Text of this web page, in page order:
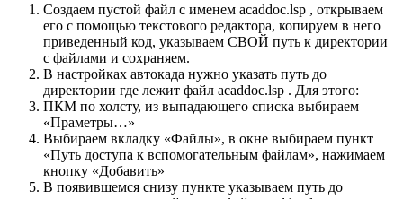
Создаем пустой файл с именем acaddoc.lsp , открываем
его с помощью текстового редактора, копируем в него
приведенный код, указываем СВОЙ путь к директории
с файлами и сохраняем.
В настройках автокада нужно указать путь до
директории где лежит файл acaddoc.lsp . Для этого:
ПКМ по холсту, из выпадающего списка выбираем
«Праметры…»
Выбираем вкладку «Файлы», в окне выбираем пункт
«Путь доступа к вспомогательным файлам», нажимаем
кнопку «Добавить»
В появившемся снизу пункте указываем путь до